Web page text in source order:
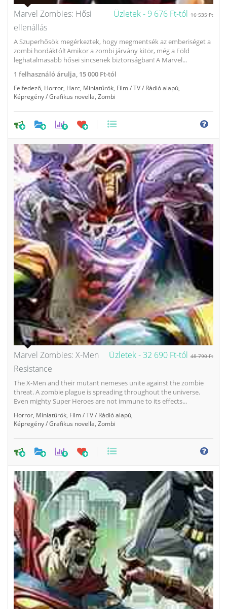
Üzletek - 9 676 Ft-tól 16 535 Ft
Marvel Zombies: Hősi
ellenállás
A Szuperhősök megérkeztek, hogy megmentsék az emberiséget a
zombi hordáktól! Amikor a zombi járvány kitör, még a Föld
leghatalmasabb hősei sincsenek biztonságban! A Marvel...
1 felhasználó árulja, 15 000 Ft-tól
Felfedező Horror Harc Miniatűrök Film / TV / Rádió alapú
Képregény / Grafikus novella Zombi
0
Üzletek -32 690 Ft-tól 48 790 Ft
Marvel Zombies: X-Men
Resistance
The X-Men and their mutant nemeses unite against the zombie
threat. A zombie plague is spreading throughout the universe.
Even mighty Super Heroes are not immune to its effects...
Horror Miniatűrök Film / TV / Rádió alapú
Képregény / Grafikus novella Zombi
0